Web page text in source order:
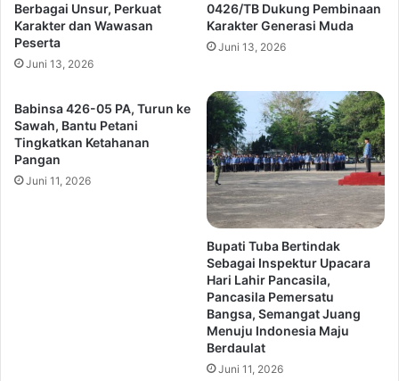
Berbagai Unsur, Perkuat
Karakter dan Wawasan
Peserta
Juni 13, 2026
0426/TB Dukung Pembinaan
Karakter Generasi Muda
Juni 13, 2026
Babinsa 426-05 PA, Turun ke
Sawah, Bantu Petani
Tingkatkan Ketahanan
Pangan
Juni 11, 2026
Bupati Tuba Bertindak
Sebagai Inspektur Upacara
Hari Lahir Pancasila,
Pancasila Pemersatu
Bangsa, Semangat Juang
Menuju Indonesia Maju
Berdaulat
Juni 11, 2026